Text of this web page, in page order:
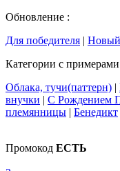
Обновление :
Для победителя |
Категории с
Облака, тучи(паттерн) |
внучки | С Рождением
племянницы | Бенедикт
Промокод ЕСТЬ